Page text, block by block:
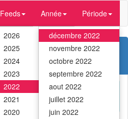
Feeds Année
2026
2025
2024
2023
2022
2021
2020
Période
décembre 2022
novembre 2022
octobre 2022
septembre 2022
aout 2022
juillet 2022
juin 2022